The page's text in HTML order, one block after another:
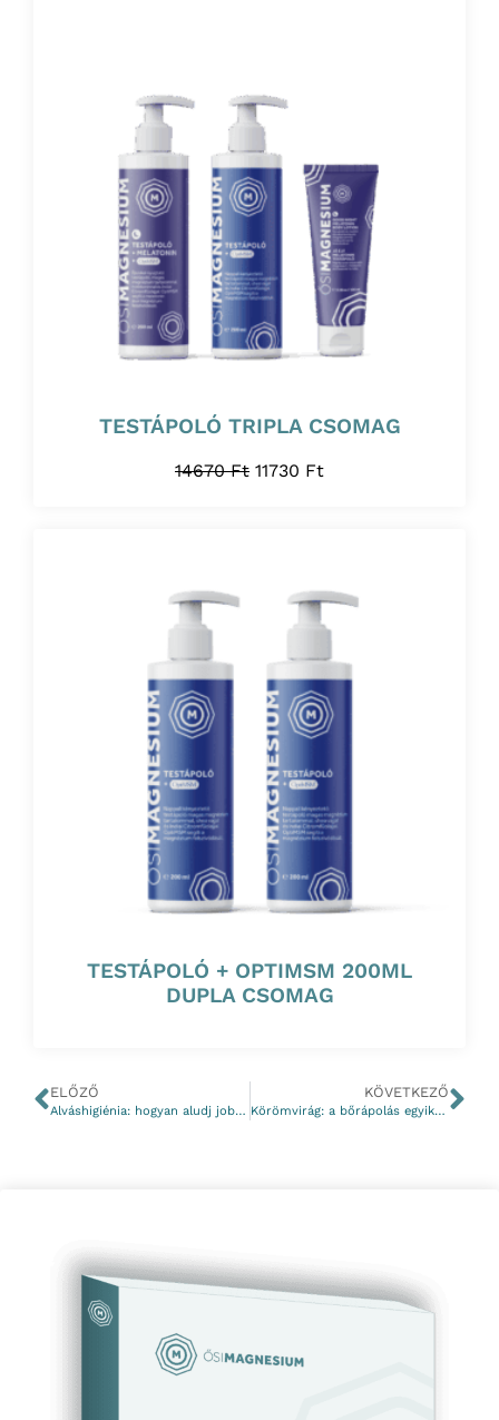
TESTÁPOLÓ TRIPLA CSOMAG
14670Ft 11730 Ft
TESTÁPOLÓ + OPTIMSM 200ML
DUPLA CSOMAG
ELŐZŐ
Alváshigiénia: hogyan aludj jobban éjszakáról éjszakára?
KÖVETKEZŐ
Körömvirág: a bőrápolás egyik legsokoldalúbb gyógynövénye